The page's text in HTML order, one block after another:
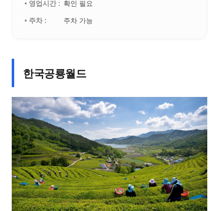
• 영업시간 : 확인 필요
• 주차 :
주차 가능
한국공룡월드